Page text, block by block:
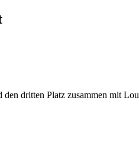
dritten Platz zusammen mit